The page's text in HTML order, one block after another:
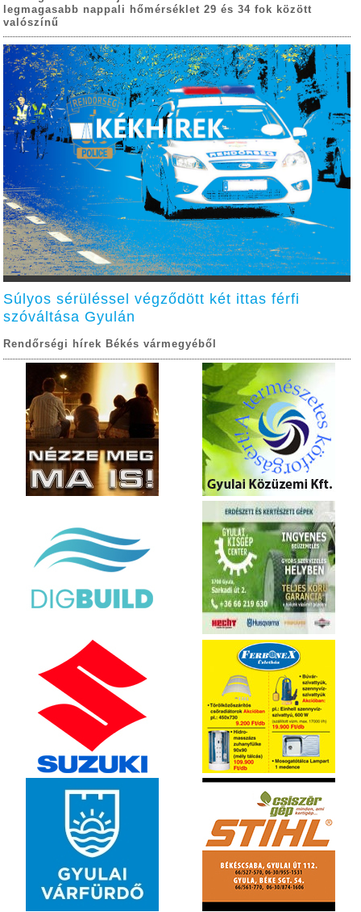
legmagasabb nappali hőmérséklet 29 és 34 fok között
valószínű
Súlyos sérüléssel végződött két ittas férfi
szóváltása Gyulán
Rendőrségi hírek Békés vármegyéből